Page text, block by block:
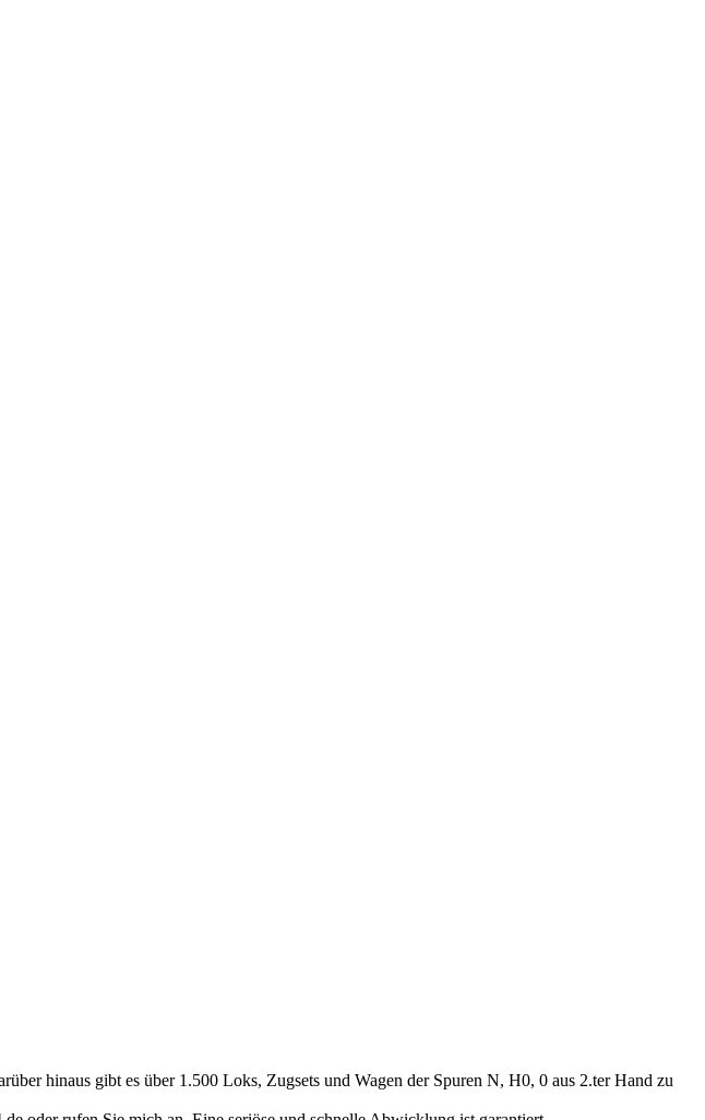
hinaus gibt es über 1.500 Loks, Zugsets und Wagen der Spuren N, H0, 0 aus 2.ter Hand zu